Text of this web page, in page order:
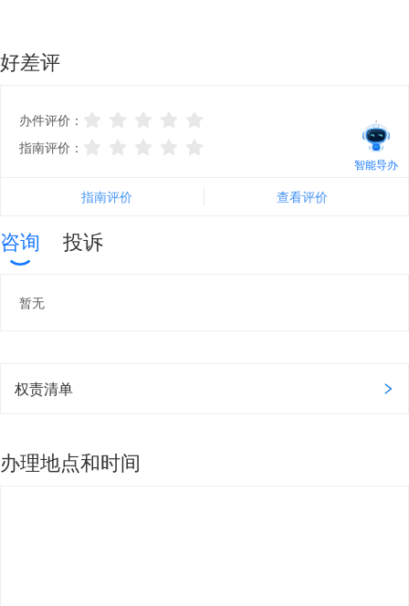
智能导办
好差评
办件评价：
指南评价：
指南评价 查看评价
咨询 投诉
暂无
权责清单
办理地点和时间